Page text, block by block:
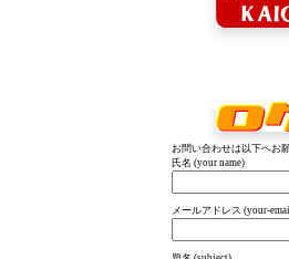
お問い合わせは以下へお
氏名 (your name)
メールアドレス (your-